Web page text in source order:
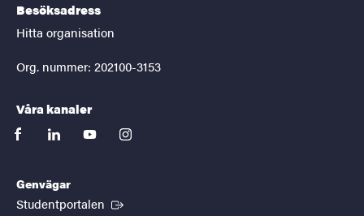
Besöksadress
Hitta organisation
Org. nummer: 202100-3153
Våra kanaler
facebooklinkedinyoutubeinstagram
Genvägar
Studentportalen (Extern länk)